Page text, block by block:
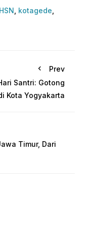
HSN kotagede
Prev
Santri: Gotong
Kota Yogyakarta
Timur, Dari